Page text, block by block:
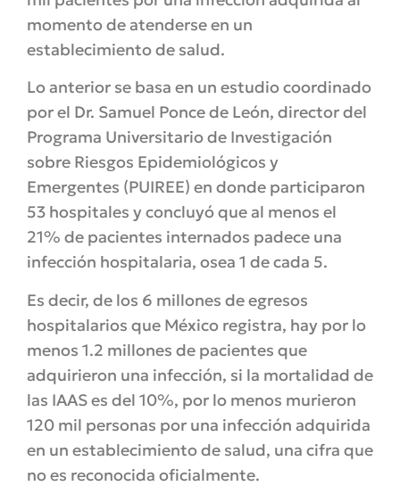
momento de atenderse en un
establecimiento de salud.
Lo anterior se basa en un estudio coordinado
por el Dr. Samuel Ponce de León, director del
Programa Universitario de Investigación
sobre Riesgos Epidemiológicos y
Emergentes (PUIREE) en donde participaron
53 hospitales y concluyó que al menos el
21% de pacientes internados padece una
infección hospitalaria, osea 1 de cada 5.
Es decir, de los 6 millones de egresos
hospitalarios que México registra, hay por lo
menos 1.2 millones de pacientes que
adquirieron una infección, si la mortalidad de
las IAAS es del 10%, por lo menos murieron
120 mil personas por una infección adquirida
en un establecimiento de salud, una cifra que
no es reconocida oficialmente.